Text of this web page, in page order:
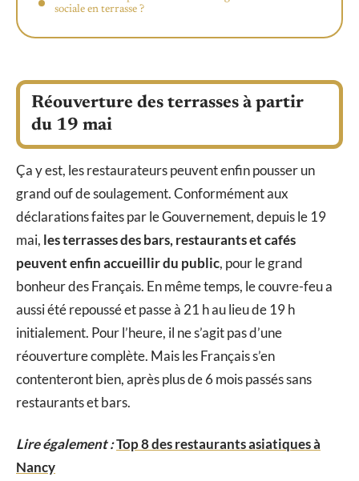
sociale en terrasse ?
Réouverture des terrasses à partir
du 19 mai
Ça y est, les restaurateurs peuvent enfin pousser un
grand ouf de soulagement. Conformément aux
déclarations faites par le Gouvernement, depuis le 19
mai, les terrasses des bars, restaurants et cafés
peuvent enfin accueillir du public, pour le grand
bonheur des Français. En même temps, le couvre-feu a
aussi été repoussé et passe à 21 h au lieu de 19 h
initialement. Pour l’heure, il ne s’agit pas d’une
réouverture complète. Mais les Français s’en
contenteront bien, après plus de 6 mois passés sans
restaurants et bars.
Lire également :Top 8 des restaurants asiatiques à
Nancy